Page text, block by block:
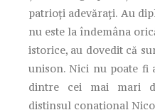
patrioți adevărați. Au
nu este la îndemâna
istorice, au dovedit că
unison. Nici nu poate fi
dintre cei mai mari
distinsul conațional